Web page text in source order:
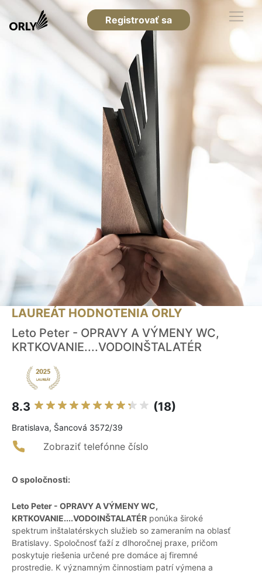
Registrovať sa
LAUREÁT HODNOTENIA ORLY
Leto Peter - OPRAVY A VÝMENY WC,
KRTKOVANIE....VODOINŠTALATÉR
8.3 (18)
Bratislava, Šancová 3572/39
Zobraziť telefónne číslo
O spoločnosti:
Leto Peter - OPRAVY A VÝMENY WC,
KRTKOVANIE....VODOINŠTALATÉR ponúka široké
spektrum inštalatérskych služieb so zameraním na oblasť
Bratislavy. Spoločnosť ťaží z dlhoročnej praxe, pričom
poskytuje riešenia určené pre domáce aj firemné
prostredie. K významným činnostiam patrí výmena a